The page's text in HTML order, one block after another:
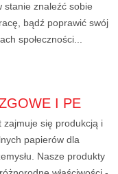
stanie znaleźć sobie
bądź poprawić swój
społeczności...
I PE
zajmuje się produkcją i
papierów dla
Nasze produkty